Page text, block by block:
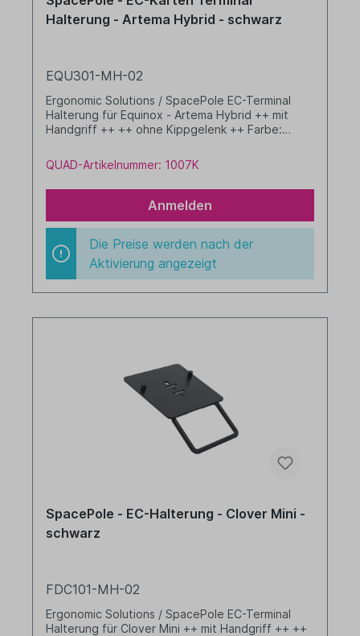
Halterung - Artema Hybrid - schwarz
EQU301-MH-02
Ergonomic Solutions / SpacePole EC-Terminal
Halterung für Equinox - Artema Hybrid ++ mit
Handgriff ++ ++ ohne Kippgelenk ++ Farbe:
QUAD-Artikelnummer: 1007K
Anmelden
Die Preise werden nach der
Aktivierung angezeigt
SpacePole - EC-Halterung - Clover Mini -
schwarz
FDC101-MH-02
Ergonomic Solutions / SpacePole EC-Terminal
Halterung für Clover Mini ++ mit Handgriff ++ ++